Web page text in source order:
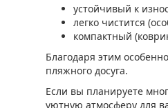
устойчивый к
легко чистится
компактный
Благодаря этим
пляжного досуга.
Если вы планируете
уютную атмосферу для